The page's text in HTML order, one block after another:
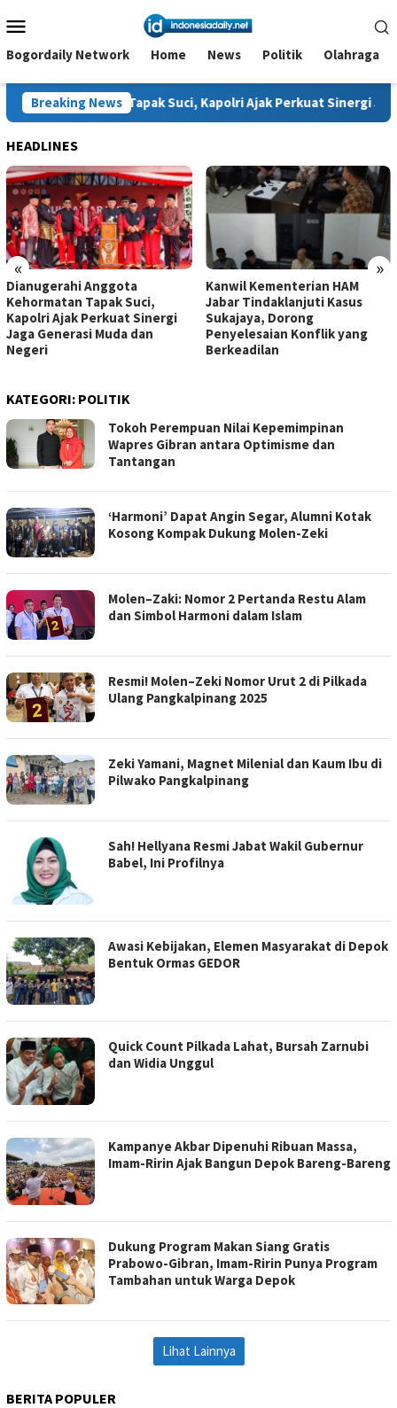
ke
kontenMobile
Bogordaily Network Home News Politik Olahraga
Breaking News
Tapak Suci, Kapolri Ajak Perkuat Sinergi Jaga Generasi
HEADLINES
« »
Dianugerahi Anggota
Kehormatan Tapak Suci,
Kapolri Ajak Perkuat Sinergi
Jaga Generasi Muda dan
Negeri
Kanwil Kementerian HAM
Jabar Tindaklanjuti Kasus
Sukajaya, Dorong
Penyelesaian Konflik yang
Berkeadilan
KATEGORI: POLITIK
Tokoh Perempuan Nilai Kepemimpinan
Wapres Gibran antara Optimisme dan
Tantangan
‘Harmoni’ Dapat Angin Segar, Alumni Kotak
Kosong Kompak Dukung Molen-Zeki
Molen–Zaki: Nomor 2 Pertanda Restu Alam
dan Simbol Harmoni dalam Islam
Resmi! Molen–Zeki Nomor Urut 2 di Pilkada
Ulang Pangkalpinang 2025
Zeki Yamani, Magnet Milenial dan Kaum Ibu di
Pilwako Pangkalpinang
Sah! Hellyana Resmi Jabat Wakil Gubernur
Babel, Ini Profilnya
Awasi Kebijakan, Elemen Masyarakat di Depok
Bentuk Ormas GEDOR
Quick Count Pilkada Lahat, Bursah Zarnubi
dan Widia Unggul
Kampanye Akbar Dipenuhi Ribuan Massa,
Imam-Ririn Ajak Bangun Depok Bareng-Bareng
Dukung Program Makan Siang Gratis
Prabowo-Gibran, Imam-Ririn Punya Program
Tambahan untuk Warga Depok
Lihat Lainnya
BERITA POPULER